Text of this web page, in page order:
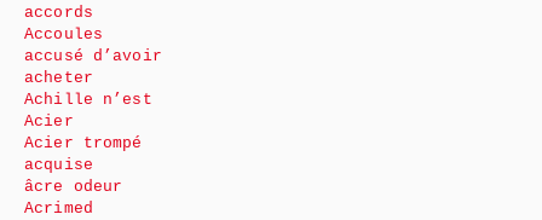
accords
Accoules
accusé d’avoir
acheter
Achille n’est
Acier
Acier trompé
acquise
âcre odeur
Acrimed